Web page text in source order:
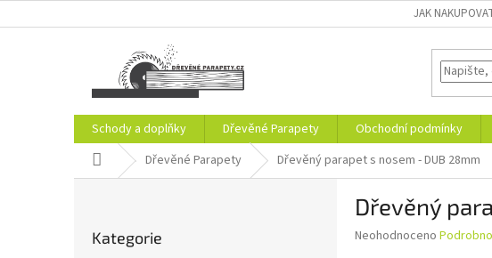
na
JAK
Schody a doplňky Dřevěné Parapety Obchodní podmínky
Domů Dřevěné Parapety Dřevěný parapet s nosem - DUB 28mm
kategorie
Kategorie
Dřevěný
Průměrné
Neohodnoceno